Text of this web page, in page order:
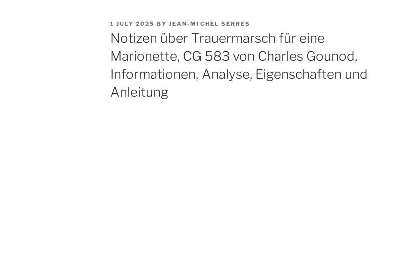
POSTED
ON
1 JULY 2025 BY JEAN-MICHEL SERRES
Notizen über Trauermarsch für eine
Marionette, CG 583 von Charles Gounod,
Informationen, Analyse, Eigenschaften und
Anleitung